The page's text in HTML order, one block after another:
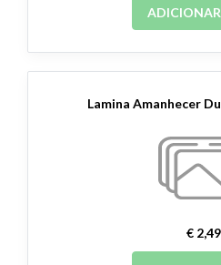
ADICIONAR
Lamina Amanhecer
€ 2,49